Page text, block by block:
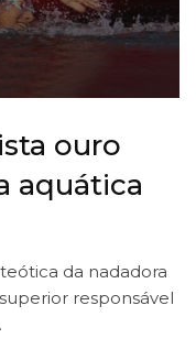
ouro
aquática
da nadadora
responsável